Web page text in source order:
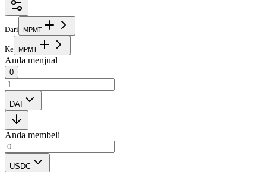
Dari MPMT
Ke MPMT
Anda menjual
0
DAI
Anda membeli
USDC